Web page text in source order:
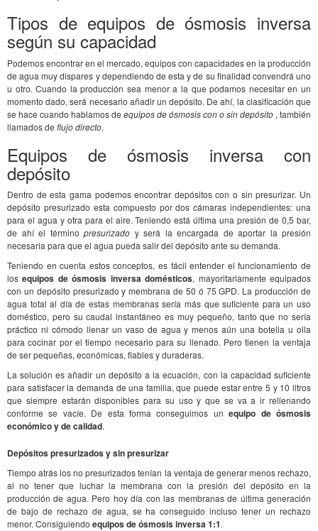
Tipos de equipos de ósmosis inversa
según su capacidad
Podemos encontrar en el mercado, equipos con capacidades en la producción
de agua muy dispares y dependiendo de esta y de su finalidad convendrá uno
u otro. Cuando la producción sea menor a la que podamos necesitar en un
momento dado, será necesario añadir un depósito. De ahí, la clasificación que
se hace cuando hablamos de equipos de ósmosis con o sin depósito , también
llamados de flujo directo.
Equipos de ósmosis inversa con
depósito
Dentro de esta gama podemos encontrar depósitos con o sin presurizar. Un
depósito presurizado esta compuesto por dos cámaras independientes: una
para el agua y otra para el aire. Teniendo está última una presión de 0,5 bar,
de ahí el término presurizado y será la encargada de aportar la presión
necesaria para que el agua pueda salir del depósito ante su demanda.
Teniendo en cuenta estos conceptos, es fácil entender el funcionamiento de
losequipos de ósmosis inversa domésticos, mayoritariamente equipados
con un depósito presurizado y membrana de 50 ó 75 GPD. La producción de
agua total al día de estas membranas sería más que suficiente para un uso
doméstico, pero su caudal instantáneo es muy pequeño, tanto que no sería
práctico ni cómodo llenar un vaso de agua y menos aún una botella u olla
para cocinar por el tiempo necesario para su llenado. Pero tienen la ventaja
de ser pequeñas, económicas, fiables y duraderas.
La solución es añadir un depósito a la ecuación, con la capacidad suficiente
para satisfacer la demanda de una familia, que puede estar entre 5 y 10 litros
que siempre estarán disponibles para su uso y que se va a ir rellenando
conforme se vacíe. De esta forma conseguimos unequipo de ósmosis
económico y de calidad.
Depósitos presurizados y sin presurizar
Tiempo atrás los no presurizados tenían la ventaja de generar menos rechazo,
al no tener que luchar la membrana con la presión del depósito en la
producción de agua. Pero hoy día con las membranas de última generación
de bajo de rechazo de agua, se ha conseguido incluso tener un rechazo
menor. Consiguiendo equipos de ósmosis inversa 1:1.